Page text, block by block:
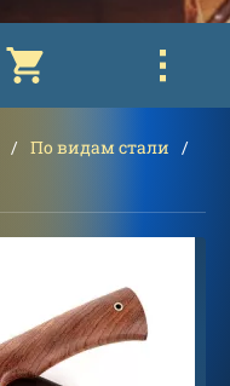
По видам стали